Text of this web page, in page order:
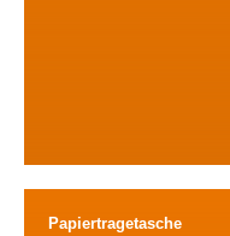
Papiertragetasche